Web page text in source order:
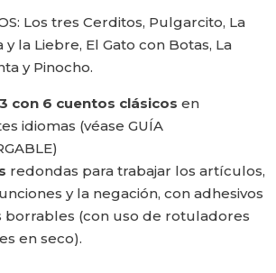
Los tres Cerditos, Pulgarcito, La
la Liebre, El Gato con Botas, La
y Pinocho.
con 6 cuentos clásicos en
idiomas (véase GUÍA
redondas para trabajar los artículos,
y la negación, con adhesivos
borrables (con uso de rotuladores
en seco).